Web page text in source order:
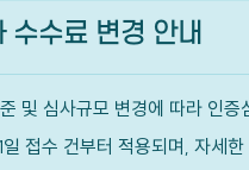
수수료 변경 안내
및 심사규모 변경에 따라 인증
접수 건부터 적용되며, 자세